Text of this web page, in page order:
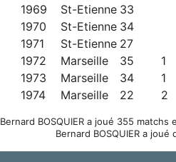
1969
St-Etienne 33
1970
St-Etienne 34
1971
St-Etienne 27
1972
Marseille 35 1
1973
Marseille 34 1
1974
Marseille 22 2
Bernard BOSQUIER a joué 355
Bernard BOSQUIER a